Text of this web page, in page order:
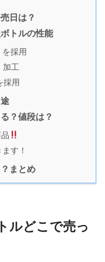
日は？
トルの性能
を採用
加工
採用
？値段は？
す！
まとめ
ルどこで売っ